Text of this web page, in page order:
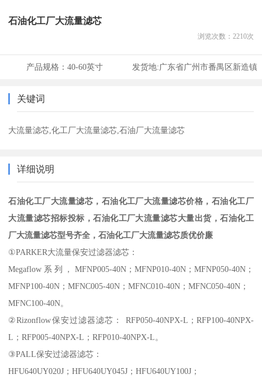
石油化工厂大流量滤芯
浏览次数： 2210次
产品规格：40-60英寸 发货地:广东省广州市番禺区新造镇
关键词
大流量滤芯,化工厂大流量滤芯,石油厂大流量滤芯
详细说明
石油化工厂大流量滤芯，石油化工厂大流量滤芯价格，石油化工厂
大流量滤芯招标投标，石油化工厂大流量滤芯大量出货，石油化工
厂大流量滤芯型号齐全，石油化工厂大流量滤芯质优价廉
①PARKER大流量保安过滤器滤芯：
Megaflow系列，MFNP005-40N；MFNP010-40N；MFNP050-40N；
MFNP100-40N；MFNC005-40N；MFNC010-40N；MFNC050-40N；
MFNC100-40N。
②Rizonflow保安过滤器滤芯： RFP050-40NPX-L；RFP100-40NPX-
L；RFP005-40NPX-L；RFP010-40NPX-L。
③PALL保安过滤器滤芯：
HFU640UY020J；HFU640UY045J；HFU640UY100J；